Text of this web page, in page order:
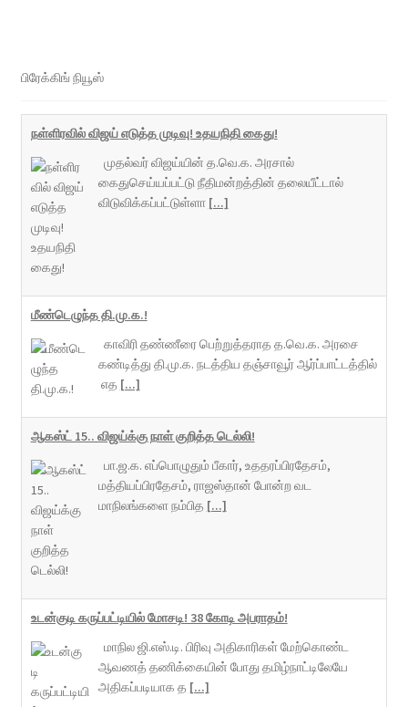
பிரேக்கிங் நியூஸ்
நள்ளிரவில் விஜய் எடுத்த முடிவு! உதயநிதி கைது!
முதல்வர் விஜய்யின் த.வெ.க. அரசால்
கைதுசெய்யப்பட்டு நீதிமன்றத்தின் தலையீட்டால்
விடுவிக்கப்பட்டுள்ளா [...]
மீண்டெழுந்த தி.மு.க.!
காவிரி தண்ணீரை பெற்றுத்தராத த.வெ.க. அரசை
கண்டித்து தி.மு.க. நடத்திய தஞ்சாவூர் ஆர்ப்பாட்டத்தில்
எத [...]
ஆகஸ்ட் 15.. விஜய்க்கு நாள் குறித்த டெல்லி!
பா.ஜ.க. எப்பொழுதும் பீகார், உததரப்பிரதேசம்,
மத்தியப்பிரதேசம், ராஜஸ்தான் போன்ற வட
மாநிலங்களை நம்பித [...]
உடன்குடி கருப்பட்டியில் மோசடி! 38 கோடி அபராதம்!
மாநில ஜி.எஸ்.டி. பிரிவு அதிகாரிகள் மேற்கொண்ட
ஆவணத் தணிக்கையின் போது தமிழ்நாட்டிலேயே
அதிகப்படியாக த [...]